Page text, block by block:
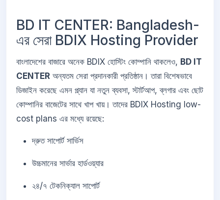
BD IT CENTER: Bangladesh-
এর সেরা BDIX Hosting Provider
বাংলাদেশের বাজারে অনেক BDIX হোস্টিং কোম্পানি থাকলেও, BD IT
CENTER অন্যতম সেরা প্রদানকারী প্রতিষ্ঠান। তারা বিশেষভাবে
ডিজাইন করেছে এমন প্ল্যান যা নতুন ব্যবসা, স্টার্টআপ, ব্লগার এবং ছোট
কোম্পানির বাজেটের সাথে খাপ খায়। তাদের BDIX Hosting low-
cost plans এর মধ্যে রয়েছে:
দ্রুত সাপোর্ট সার্ভিস
উচ্চমানের সার্ভার হার্ডওয়্যার
২৪/৭ টেকনিক্যাল সাপোর্ট